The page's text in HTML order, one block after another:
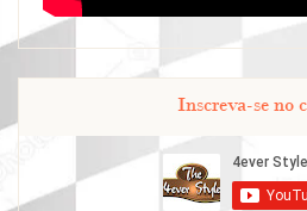
Inscreva-se no